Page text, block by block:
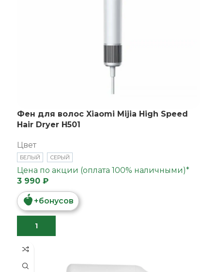
Фен для волос Xiaomi Mijia High Speed
Hair Dryer H501
Цвет
БЕЛЫЙ СЕРЫЙ
Цена по акции (оплата 100% наличными)*
3 990 ₽
+бонусов